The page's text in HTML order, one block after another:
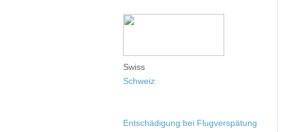
Swiss
Schweiz
Entschädigung bei Flugverspätung